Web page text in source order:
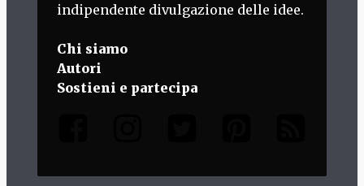
indipendente divulgazione delle idee.
Chi siamo
Autori
Sostieni e partecipa